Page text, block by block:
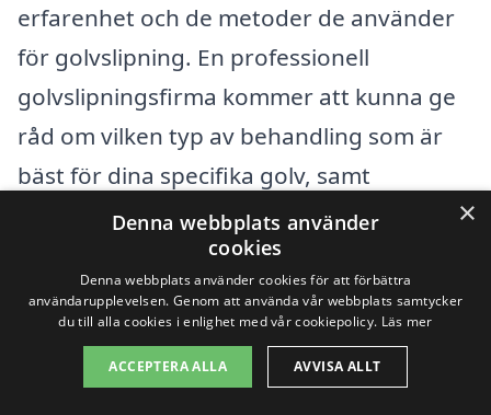
erfarenhet och de metoder de använder
för golvslipning. En professionell
golvslipningsfirma kommer att kunna ge
råd om vilken typ av behandling som är
bäst för dina specifika golv, samt
eventuella efterbehandlingar för att
skydda golvet efter slipningen.
Att välja rätt företag för golvslipning kan
göra stor skillnad, inte bara för utseendet
×
Denna webbplats använder
cookies
Denna webbplats använder cookies för att förbättra
användarupplevelsen. Genom att använda vår webbplats samtycker
du till alla cookies i enlighet med vår cookiepolicy. Läs mer
ACCEPTERA ALLA AVVISA ALLT